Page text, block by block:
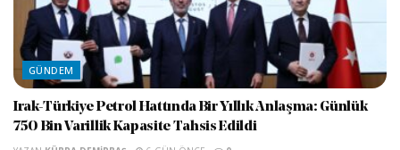
GÜNDEM
Irak-Türkiye Petrol Hattında Bir Yıllık Anlaşma: Günlük
750 Bin Varillik Kapasite Tahsis Edildi